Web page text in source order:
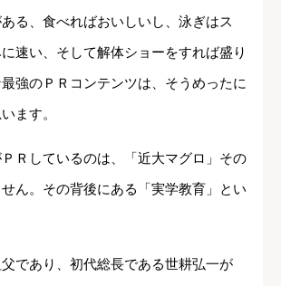
る、食べればおいしいし、泳ぎはス
速い、そして解体ショーをすれば盛り
強のＰＲコンテンツは、そうめったに
ます。
Ｒしているのは、「近大マグロ」その
ん。その背後にある「実学教育」とい
であり、初代総長である世耕弘一が